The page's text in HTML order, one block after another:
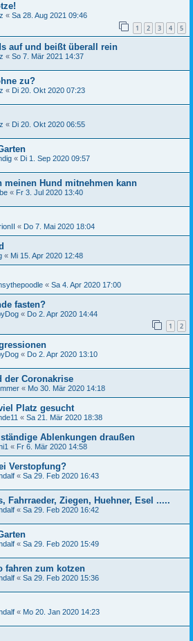
« Sa 28. Aug 2021 09:46
1 2 3 4 5
auf und beißt überall rein
« So 7. Mär 2021 14:37
zu?
« Di 20. Okt 2020 07:23
« Di 20. Okt 2020 06:55
« Di 1. Sep 2020 09:57
meinen Hund mitnehmen kann
« Fr 3. Jul 2020 13:40
« Do 7. Mai 2020 18:04
« Mi 15. Apr 2020 12:48
« Sa 4. Apr 2020 17:00
fasten?
« Do 2. Apr 2020 14:44
1 2
« Do 2. Apr 2020 13:10
der Coronakrise
« Mo 30. Mär 2020 14:18
Platz gesucht
« Sa 21. Mär 2020 18:38
Ablenkungen draußen
« Fr 6. Mär 2020 14:58
Verstopfung?
« Sa 29. Feb 2020 16:43
Fahrraeder, Ziegen, Huehner, Esel .....
« Sa 29. Feb 2020 16:42
« Sa 29. Feb 2020 15:49
fahren zum kotzen
« Sa 29. Feb 2020 15:36
« Mo 20. Jan 2020 14:23